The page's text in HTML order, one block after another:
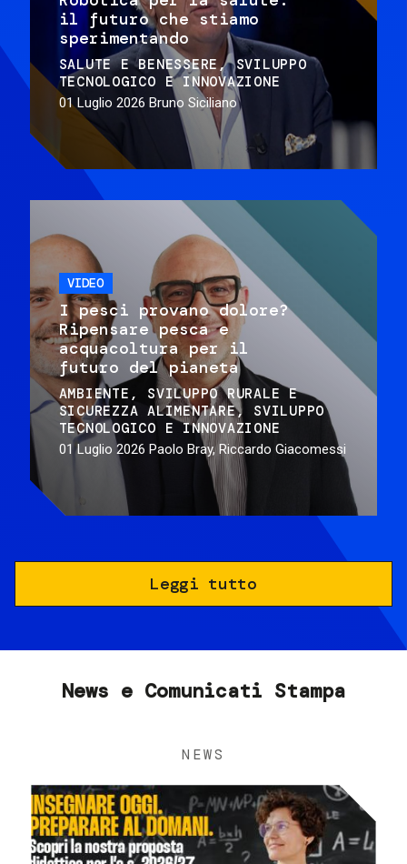
il futuro che stiamo
sperimentando
SALUTE E BENESSERE
SVILUPPO
TECNOLOGICO E INNOVAZIONE
01 Luglio 2026 Bruno Siciliano
VIDEO
I pesci provano dolore?
Ripensare pesca e
acquacoltura per il
futuro del pianeta
AMBIENTE
SVILUPPO RURALE E
SICUREZZA ALIMENTARE
SVILUPPO
TECNOLOGICO E INNOVAZIONE
01 Luglio 2026 Paolo Bray, Riccardo Giacomessi
Leggi tutto
News e Comunicati Stampa
NEWS